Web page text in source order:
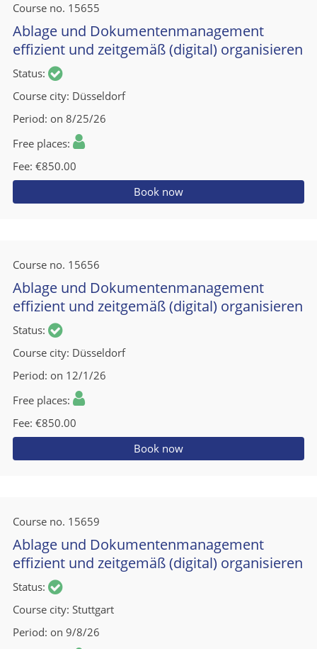
Course no. 15655
Ablage und Dokumentenmanagement
effizient und zeitgemäß (digital) organisieren
Status
Course city Düsseldorf
Period on 8/25/26
Free places
Fee €850.00
Book now
Course no. 15656
Ablage und Dokumentenmanagement
effizient und zeitgemäß (digital) organisieren
Status
Course city Düsseldorf
Period on 12/1/26
Free places
Fee €850.00
Book now
Course no. 15659
Ablage und Dokumentenmanagement
effizient und zeitgemäß (digital) organisieren
Status
Course city Stuttgart
Period on 9/8/26